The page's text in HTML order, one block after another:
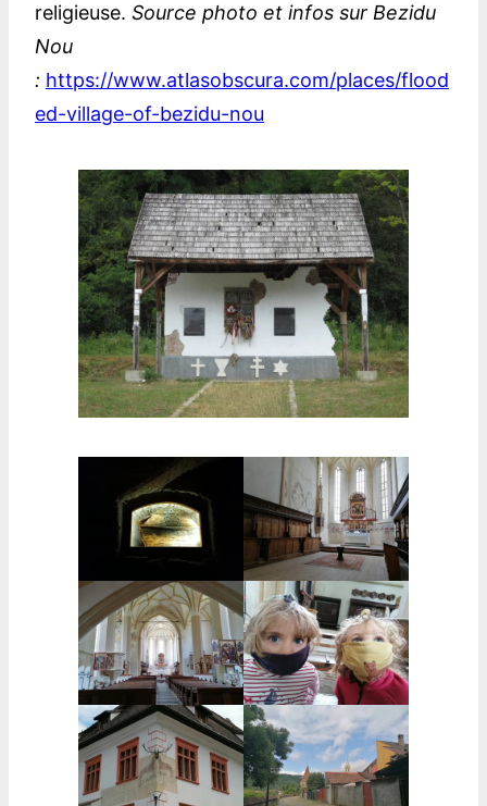
religieuse. Source photo et infos sur Bezidu
Nou
: https://www.atlasobscura.com/places/flood
ed-village-of-bezidu-nou